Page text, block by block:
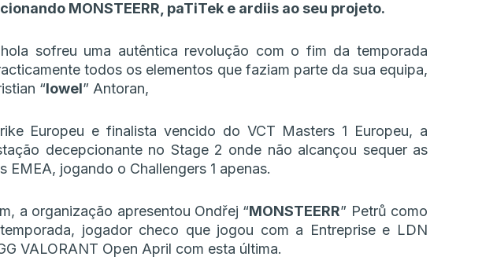
MONSTEERR, paTiTek e ardiis ao seu projeto.
sofreu uma autêntica revolução com o fim da temporada
todos os elementos que faziam parte da sua equipa,
“lowel” Antoran,
Europeu e finalista vencido do VCT Masters 1 Europeu, a
decepcionante no Stage 2 onde não alcançou sequer as
EMEA, jogando o Challengers 1 apenas.
a organização apresentou Ondřej “MONSTEERR” Petrů como
jogador checo que jogou com a Entreprise e LDN
VALORANT Open April com esta última.